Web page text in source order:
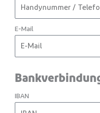
E-Mail
IBAN